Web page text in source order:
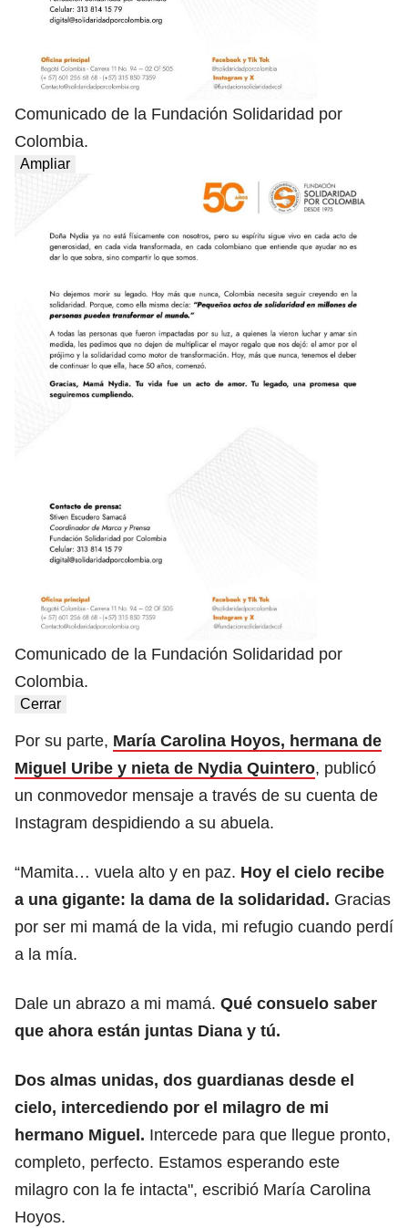
Comunicado de la Fundación Solidaridad por
Colombia.
Ampliar
Comunicado de la Fundación Solidaridad por
Colombia.
Cerrar
Por su parte, María Carolina Hoyos, hermana de
Miguel Uribe y nieta de Nydia Quintero, publicó
un conmovedor mensaje a través de su cuenta de
Instagram despidiendo a su abuela.
“Mamita… vuela alto y en paz. Hoy el cielo recibe
a una gigante: la dama de la solidaridad. Gracias
por ser mi mamá de la vida, mi refugio cuando perdí
a la mía.
Dale un abrazo a mi mamá. Qué consuelo saber
que ahora están juntas Diana y tú.
Dos almas unidas, dos guardianas desde el
cielo, intercediendo por el milagro de mi
hermano Miguel. Intercede para que llegue pronto,
completo, perfecto. Estamos esperando este
milagro con la fe intacta", escribió María Carolina
Hoyos.